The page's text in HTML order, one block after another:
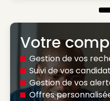
Votre
Gestion de vos
Suivi de vos
Gestion de vos
Offres